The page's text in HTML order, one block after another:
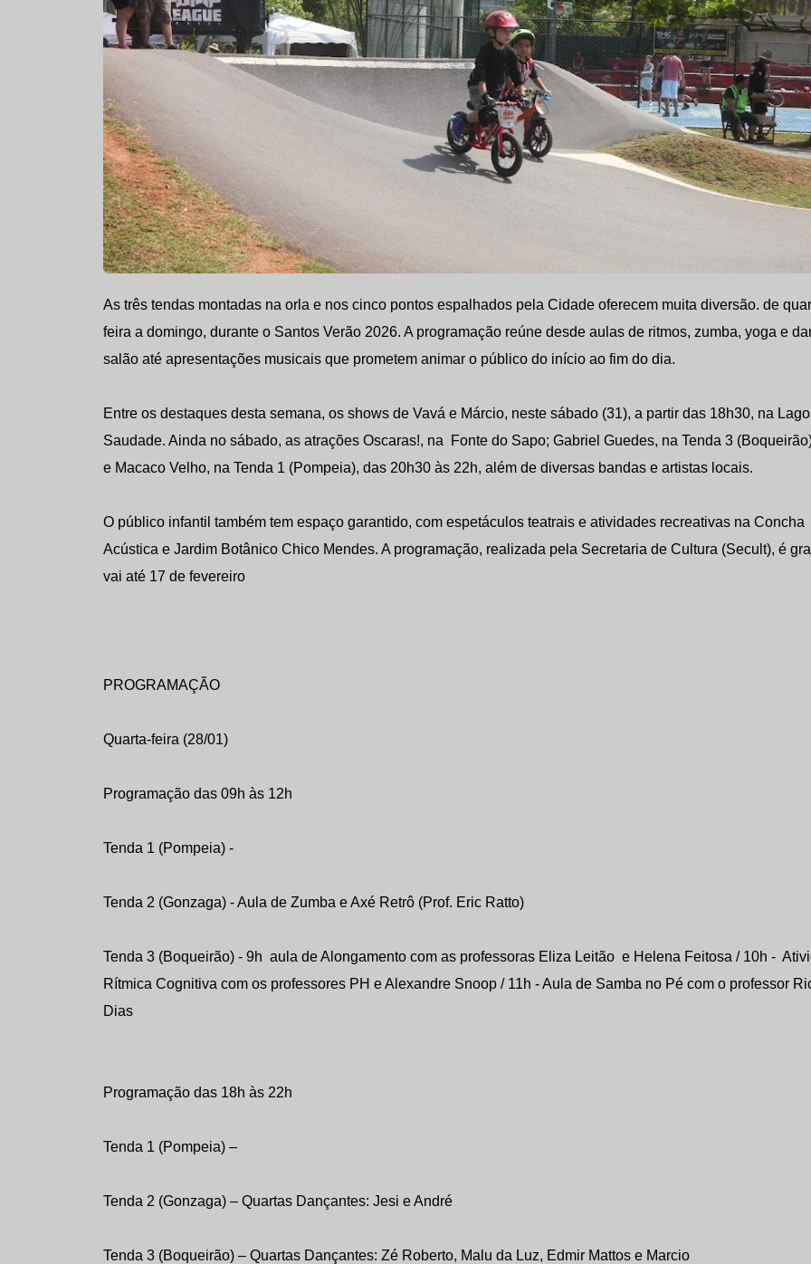
As três tendas montadas na orla e nos cinco pontos espalhados pela Cidade oferecem muita diversão. de
feira a domingo, durante o Santos Verão 2026. A programação reúne desde aulas de ritmos, zumba, yoga e
salão até apresentações musicais que prometem animar o público do início ao fim do dia.
Entre os destaques desta semana, os shows de Vavá e Márcio, neste sábado (31), a partir das 18h30, na
Saudade. Ainda no sábado, as atrações Oscaras!, na Fonte do Sapo; Gabriel Guedes, na Tenda 3
e Macaco Velho, na Tenda 1 (Pompeia), das 20h30 às 22h, além de diversas bandas e artistas locais.
O público infantil também tem espaço garantido, com espetáculos teatrais e atividades recreativas na Concha
Acústica e Jardim Botânico Chico Mendes. A programação, realizada pela Secretaria de Cultura (Secult), é
vai até 17 de fevereiro
PROGRAMAÇÃO
Quarta-feira (28/01)
Programação das 09h às 12h
Tenda 1 (Pompeia) -
Tenda 2 (Gonzaga) - Aula de Zumba e Axé Retrô (Prof. Eric Ratto)
Tenda 3 (Boqueirão) - 9h aula de Alongamento com as professoras Eliza Leitão e Helena Feitosa / 10h -
Rítmica Cognitiva com os professores PH e Alexandre Snoop / 11h - Aula de Samba no Pé com o professor
Dias
Programação das 18h às 22h
Tenda 1 (Pompeia) –
Tenda 2 (Gonzaga) – Quartas Dançantes: Jesi e André
Tenda 3 (Boqueirão) – Quartas Dançantes: Zé Roberto, Malu da Luz, Edmir Mattos e Marcio